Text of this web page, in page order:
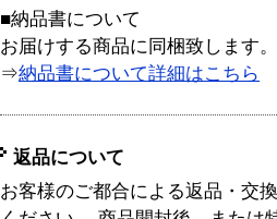
■納品書について
お届けする商品に同梱致します。
⇒納品書について詳細はこちら
返品について
お客様のご都合による返品・交